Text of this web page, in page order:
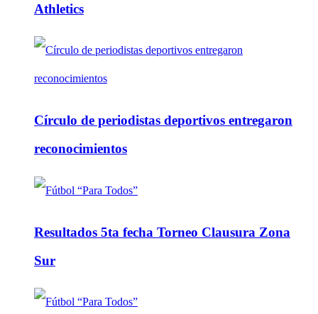
Athletics
Círculo de periodistas deportivos entregaron
reconocimientos
Resultados 5ta fecha Torneo Clausura Zona
Sur